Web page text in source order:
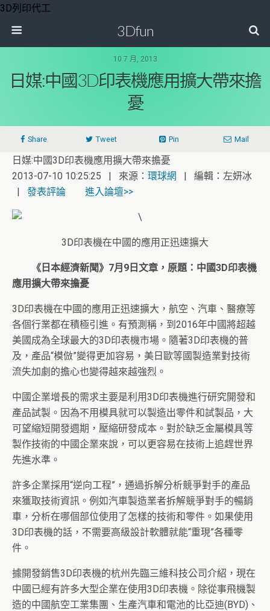
3D列印代工
3Dfun
10 7 月, 2013
日媒:中國3D印表機應用擴大帶來擔
憂
Share Tweet Pin Mail
日媒:中國3D印表機應用擴大帶來擔憂
2013-07-10 10:25:25 | 來源： 環球網
| 編輯：左妍冰
| 發表評論 進入論壇>>
3D印表機在中國的應用正迅速擴大
《日本經濟新聞》7月9日文章，原題：中國3D印表機
應用擴大帶來擔憂
3D印表機在中國的應用正迅速擴大，航空、汽車、醫療等
各個行業都在積極引進。有預測稱，到2016年中國將超越
美國成為全球最大的3D印表機市場。隨著3D印表機的普
及，產品“模倣”變得更加容易，美日歐等國製造業對技術
流失加劇的擔心也變得越來越強烈。
中國企業增長的需求主要是利用3D印表機進行研究開發和
產品試製。因為不用模具就可以製造出零件和試製品，大
可望縮短開發週期，壓縮研發成本。對於缺乏金屬模具等
製作技術的中國企業來說，可以更容易在技術上追趕世界
先進水準。
許多企業採用“逆向工程”，通過拆解分析競爭對手的產品
來獲取技術資訊。例如汽車製造業者拆解競爭對手的暢銷
車，分析在哪個部位使用了怎樣的技術和零件。如果使用
3D印表機的話，不需要高級設計軟體就能“重現”各種零
件。
據開發銷售3D印表機的杭州先臨三維科技公司介紹，現在
中國已經有許多大型企業在使用3D印表機。除從事飛機製
造的中國航空工業集團、生產汽車和電池的比亞迪(BYD)、